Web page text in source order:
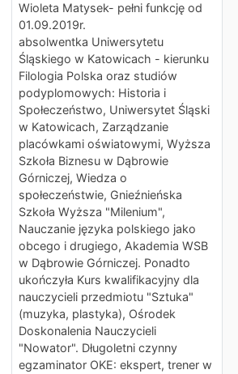
Wioleta Matysek- pełni funkcję od
01.09.2019r.
absolwentka Uniwersytetu
Śląskiego w Katowicach - kierunku
Filologia Polska oraz studiów
podyplomowych: Historia i
Społeczeństwo, Uniwersytet Śląski
w Katowicach, Zarządzanie
placówkami oświatowymi, Wyższa
Szkoła Biznesu w Dąbrowie
Górniczej, Wiedza o
społeczeństwie, Gnieźnieńska
Szkoła Wyższa "Milenium",
Nauczanie języka polskiego jako
obcego i drugiego, Akademia WSB
w Dąbrowie Górniczej. Ponadto
ukończyła Kurs kwalifikacyjny dla
nauczycieli przedmiotu "Sztuka"
(muzyka, plastyka), Ośrodek
Doskonalenia Nauczycieli
"Nowator". Długoletni czynny
egzaminator OKE: ekspert, trener w